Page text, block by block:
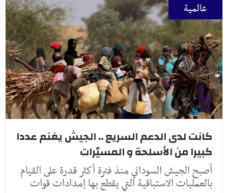
عالمية
كانت لدى الدعم السريع .. الجيش يغنم عددا
كبيرا من الأسلحة و المسيّرات
أصبح الجيش السوداني منذ فترة أكثر قدرة على القيام
بالعمليات الاستباقية التي يقطع بها إمدادات قوات